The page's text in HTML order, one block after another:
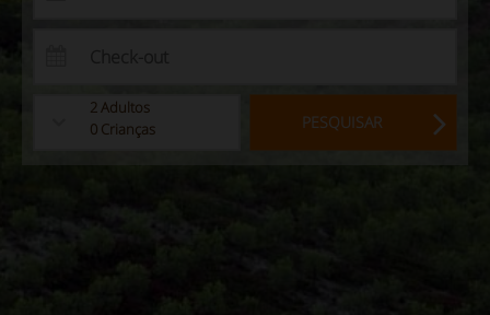
2Adultos
0 Crianças PESQUISAR